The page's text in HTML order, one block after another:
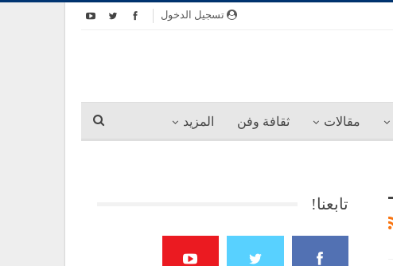
تسجيل الدخول
مقالات ثقافة وفن المزيد
تابعنا!